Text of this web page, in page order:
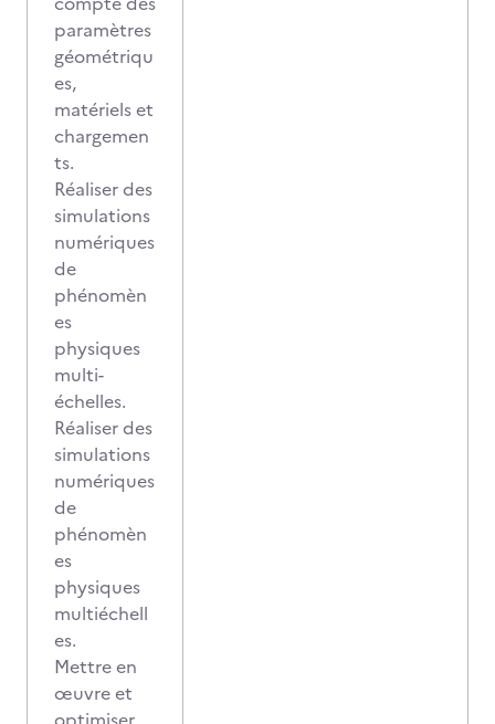
paramètres
géométriqu
es,
matériels et
chargemen
ts.
Réaliser des
simulations
numériques
de
phénomèn
es
physiques
multi-
échelles.
Réaliser des
simulations
numériques
de
phénomèn
es
physiques
multiéchell
es.
Mettre en
œuvre et